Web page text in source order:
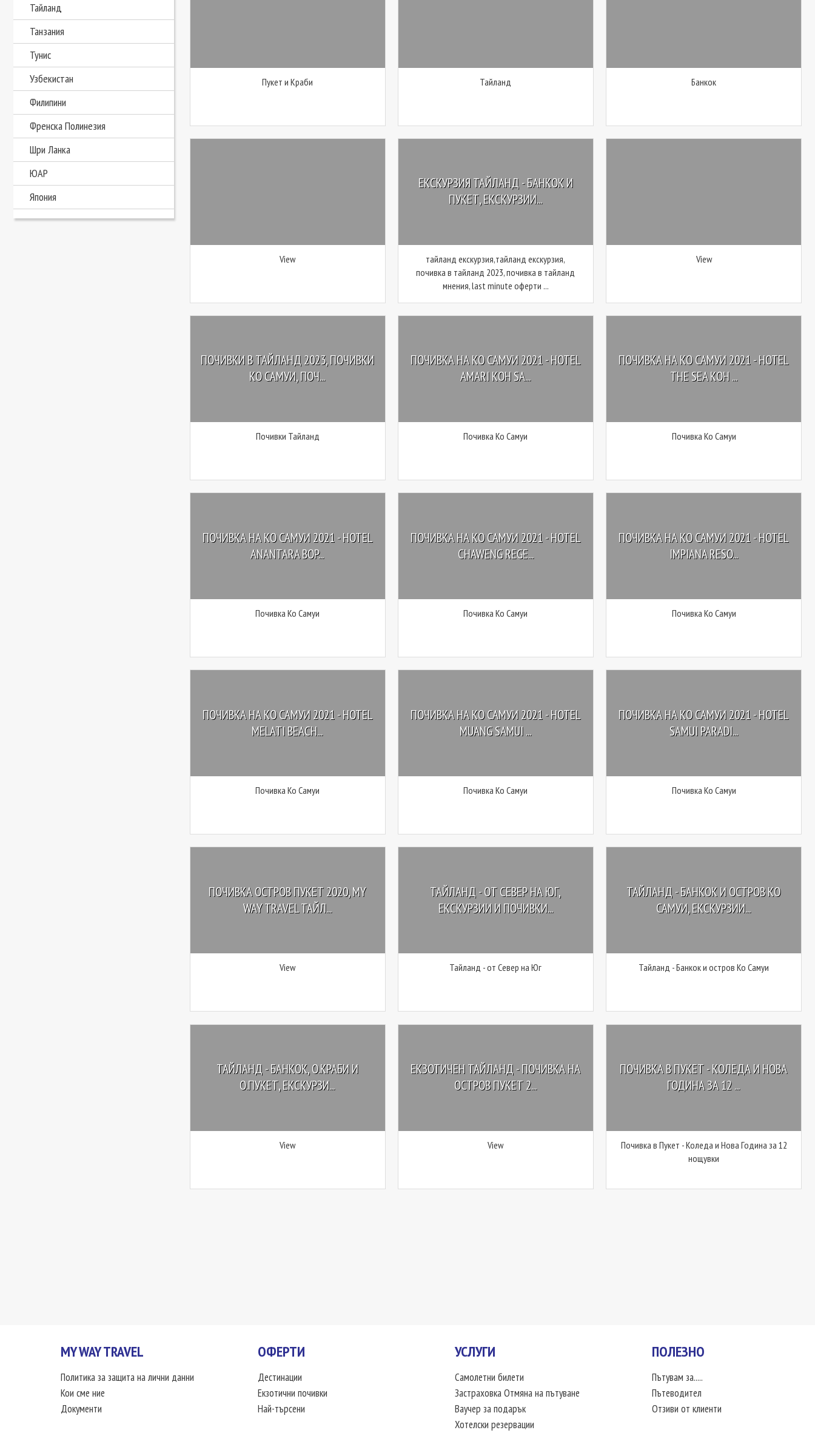
Тайланд
Танзания
Тунис
Узбекистан
Филипини
Френска Полинезия
Шри Ланка
ЮАР
Япония
Пукет и Краби Тайланд Банкок
View
ЕКСКУРЗИЯ ТАЙЛАНД - БАНКОК И
ПУКЕТ, ЕКСКУРЗИИ...
тайланд екскурзия,тайланд екскурзия,
почивка в тайланд 2023, почивка в тайланд
мнения, last minute оферти ...
View
ПОЧИВКИ В ТАЙЛАНД 2023, ПОЧИВКИ
КО САМУИ, ПОЧ...
Почивки Тайланд
ПОЧИВКА НА КО САМУИ 2021 - HOTEL
AMARI KOH SA...
Почивка Ко Самуи
ПОЧИВКА НА КО САМУИ 2021 - HOTEL
THE SEA KOH ...
Почивка Ко Самуи
ПОЧИВКА НА КО САМУИ 2021 - HOTEL
ANANTARA BOP...
Почивка Ко Самуи
ПОЧИВКА НА КО САМУИ 2021 - HOTEL
CHAWENG REGE...
Почивка Ко Самуи
ПОЧИВКА НА КО САМУИ 2021 - HOTEL
IMPIANA RESO...
Почивка Ко Самуи
ПОЧИВКА НА КО САМУИ 2021 - HOTEL
MELATI BEACH...
Почивка Ко Самуи
ПОЧИВКА НА КО САМУИ 2021 - HOTEL
MUANG SAMUI ...
Почивка Ко Самуи
ПОЧИВКА НА КО САМУИ 2021 - HOTEL
SAMUI PARADI...
Почивка Ко Самуи
ПОЧИВКА ОСТРОВ ПУКЕТ 2020, MY
WAY TRAVEL ТАЙЛ...
View
ТАЙЛАНД - OТ СЕВЕР НА ЮГ,
ЕКСКУРЗИИ И ПОЧИВКИ...
Тайланд - oт Север на Юг
ТАЙЛАНД - БАНКОК И ОСТРОВ КО
САМУИ, ЕКСКУРЗИИ...
Тайланд - Банкок и остров Ко Самуи
ТАЙЛАНД - БАНКОК, О.КРАБИ И
О.ПУКЕТ, ЕКСКУРЗИ...
View
ЕКЗОТИЧЕН ТАЙЛАНД - ПОЧИВКА НА
ОСТРОВ ПУКЕТ 2...
View
ПОЧИВКА В ПУКЕТ - КОЛЕДА И НОВА
ГОДИНА ЗА 12 ...
Почивка в Пукет - Коледа и Нова Година за 12
нощувки
MY WAY TRAVEL
Политика за защита на лични данни
Кои сме ние
Документи
ОФЕРТИ
Дестинации
Екзотични почивки
Най-търсени
УСЛУГИ
Самолетни билети
Застраховка Отмяна на пътуване
Ваучер за подарък
Хотелски резервации
ПОЛЕЗНО
Пътувам за.....
Пътеводител
Отзиви от клиенти